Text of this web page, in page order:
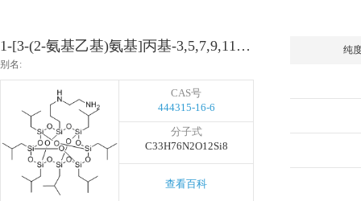
1-[3-(2-氨基乙基)氨基]丙基-3,5,7,9,11,13,15-异丁基五环-[9.5.1.1(3,9).1(5,15).1(7,13)]八硅氧烷
别名:
CAS号
444315-16-6
分子式
C33H76N2O12Si8
查看百科
纯